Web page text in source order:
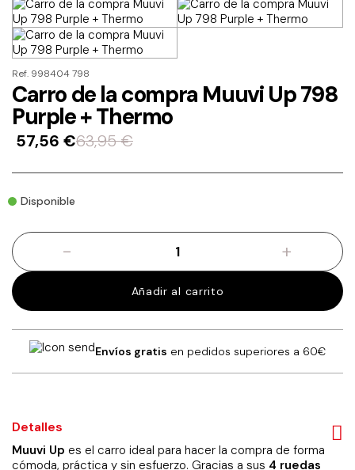
Ref. 998404 798
Carro de la compra Muuvi Up 798
Purple + Thermo
63,95€
57,56 €
Disponible
-
Carro
de
la
compra
Muuvi
798
Purple
+
+
Añadir al carrito
Envíos gratis en pedidos superiores a 60€
Detalles
Muuvi Up es el carro ideal para hacer la compra de forma
cómoda, práctica y sin esfuerzo. Gracias a sus 4 ruedas